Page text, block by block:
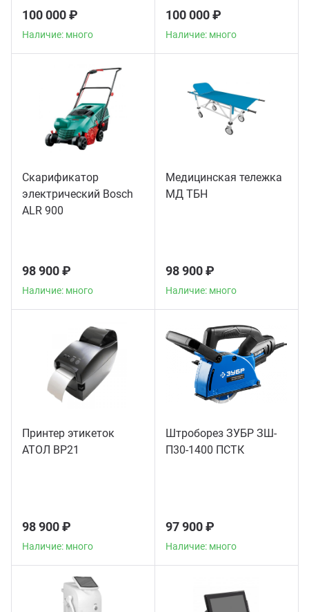
100 000 ₽
Наличие: много
100 000 ₽
Наличие: много
Скарификатор
электрический Bosch
ALR 900
98 900 ₽
Наличие: много
Медицинская тележка
МД ТБН
98 900 ₽
Наличие: много
Принтер этикеток
АТОЛ BP21
98 900 ₽
Наличие: много
Штроборез ЗУБР ЗШ-
П30-1400 ПСТК
97 900 ₽
Наличие: много